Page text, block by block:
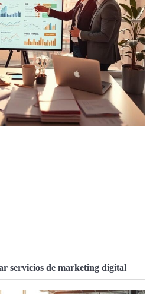
servicios de marketing digital